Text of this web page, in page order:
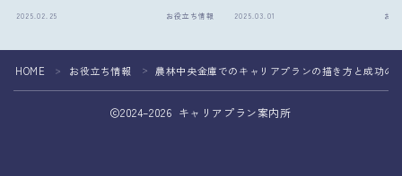
2025.02.25 お役立ち情報 2025.03.01 お
HOME ＞ お役立ち情報 ＞ 農林中央金庫でのキャリアプランの描き方と成功の
2024–2026 キャリアプラン案内所